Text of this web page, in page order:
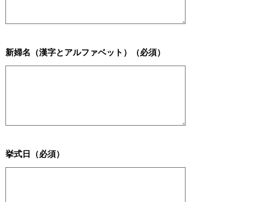
新婦名（漢字とアルファベット）（必須）
挙式日（必須）